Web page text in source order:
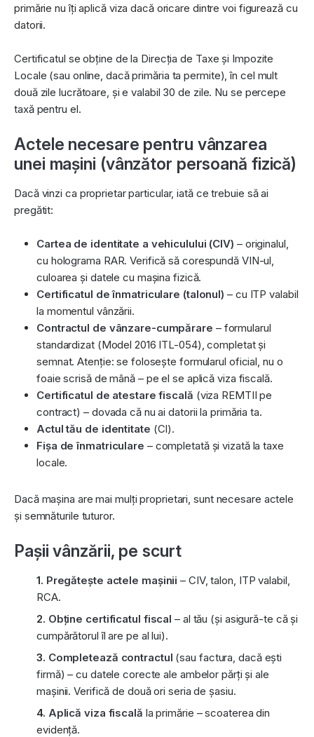
primărie nu îți aplică viza dacă oricare dintre voi figurează cu
datorii.
Certificatul se obține de la Direcția de Taxe și Impozite
Locale (sau online, dacă primăria ta permite), în cel mult
două zile lucrătoare, și e valabil 30 de zile. Nu se percepe
taxă pentru el.
Actele necesare pentru vânzarea
unei mașini (vânzător persoană fizică)
Dacă vinzi ca proprietar particular, iată ce trebuie să ai
pregătit:
Cartea de identitate a vehiculului (CIV) – originalul,
cu holograma RAR. Verifică să corespundă VIN-ul,
culoarea și datele cu mașina fizică.
Certificatul de înmatriculare (talonul) – cu ITP valabil
la momentul vânzării.
Contractul de vânzare-cumpărare – formularul
standardizat (Model 2016 ITL-054), completat și
semnat. Atenție: se folosește formularul oficial, nu o
foaie scrisă de mână – pe el se aplică viza fiscală.
Certificatul de atestare fiscală (viza REMTII pe
contract) – dovada că nu ai datorii la primăria ta.
Actul tău de identitate (CI).
Fișa de înmatriculare – completată și vizată la taxe
locale.
Dacă mașina are mai mulți proprietari, sunt necesare actele
și semnăturile tuturor.
Pașii vânzării, pe scurt
Pregătește actele mașinii – CIV, talon, ITP valabil,
RCA.
Obține certificatul fiscal – al tău (și asigură-te că și
cumpărătorul îl are pe al lui).
Completează contractul (sau factura, dacă ești
firmă) – cu datele corecte ale ambelor părți și ale
mașinii. Verifică de două ori seria de șasiu.
Aplică viza fiscală la primărie – scoaterea din
evidență.